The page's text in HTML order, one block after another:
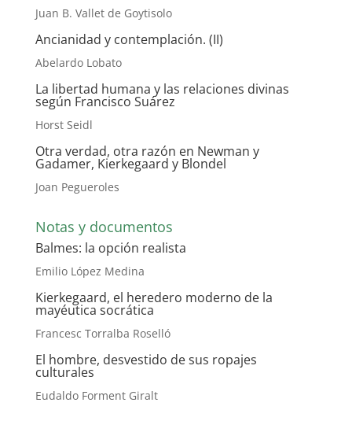
Juan B. Vallet de Goytisolo
Ancianidad y contemplación. (II)
Abelardo Lobato
La libertad humana y las relaciones divinas
según Francisco Suárez
Horst Seidl
Otra verdad, otra razón en Newman y
Gadamer, Kierkegaard y Blondel
Joan Pegueroles
Notas y documentos
Balmes: la opción realista
Emilio López Medina
Kierkegaard, el heredero moderno de la
mayéutica socrática
Francesc Torralba Roselló
El hombre, desvestido de sus ropajes
culturales
Eudaldo Forment Giralt